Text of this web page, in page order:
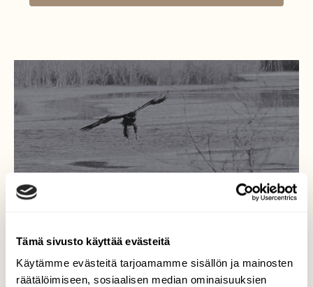
Tämä sivusto käyttää evästeitä
Käytämme evästeitä tarjoamamme sisällön ja mainosten
räätälöimiseen, sosiaalisen median ominaisuuksien